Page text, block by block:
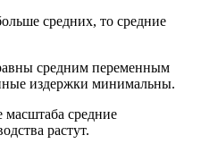
средних, то средние
средним переменным
издержки минимальны.
средние
растут.